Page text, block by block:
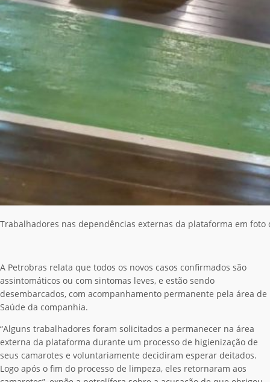
Trabalhadores nas dependências externas da plataforma em foto
A Petrobras relata que todos os novos casos confirmados são
assintomáticos ou com sintomas leves, e estão sendo
desembarcados, com acompanhamento permanente pela área de
Saúde da companhia.
“Alguns trabalhadores foram solicitados a permanecer na área
externa da plataforma durante um processo de higienização de
seus camarotes e voluntariamente decidiram esperar deitados.
Logo após o fim do processo de limpeza, eles retornaram aos